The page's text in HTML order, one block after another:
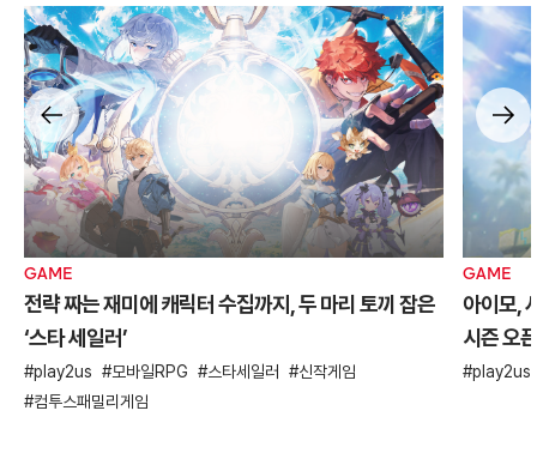
GAME
전략 짜는 재미에 캐릭터 수집까지, 두 마리 토끼 잡은
‘스타 세일러’
play2us 모바일RPG 스타세일러
신작게임
컴투스패밀리게임
GAME
아이모,
시즌 오픈
play2us